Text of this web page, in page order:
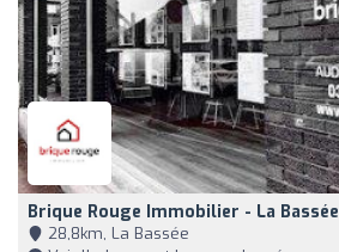
Brique Rouge Immobilier - La Bassée
28,8km, La Bassée